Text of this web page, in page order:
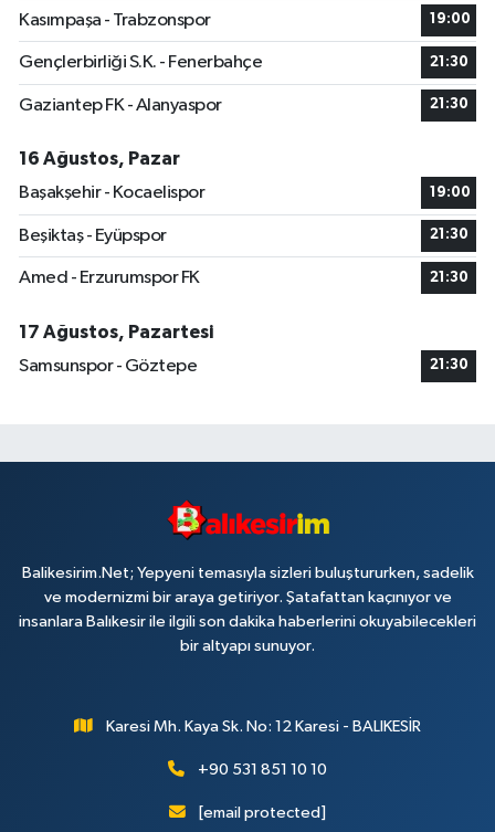
Kasımpaşa - Trabzonspor 19:00
Gençlerbirliği S.K. - Fenerbahçe 21:30
Gaziantep FK - Alanyaspor 21:30
16 Ağustos, Pazar
Başakşehir - Kocaelispor
19:00
Beşiktaş - Eyüpspor 21:30
Amed - Erzurumspor FK 21:30
17 Ağustos, Pazartesi
Samsunspor - Göztepe
21:30
Balikesirim.Net; Yepyeni temasıyla sizleri buluştururken, sadelik
ve modernizmi bir araya getiriyor. Şatafattan kaçınıyor ve
insanlara Balıkesir ile ilgili son dakika haberlerini okuyabilecekleri
bir altyapı sunuyor.
Karesi Mh. Kaya Sk. No: 12 Karesi - BALIKESİR
+90 531 851 10 10
[email protected]